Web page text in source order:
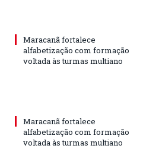
Maracanã fortalece
alfabetização com formação
voltada às turmas multiano
Maracanã fortalece
alfabetização com formação
voltada às turmas multiano